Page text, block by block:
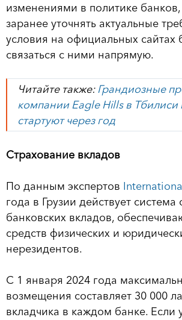
изменениями в политике
заранее уточнять актуальные
условия на официальных сайтах
связаться с ними напрямую.
Читайте также:Грандиозные
компании Eagle Hills в Тбилиси
стартуют через год
Страхование вкладов
По данным экспертов
года в Грузии действует система
банковских вкладов,
средств физических и
нерезидентов.
С 1 января 2024 года
возмещения составляет 30 000
вкладчика в каждом банке. Если